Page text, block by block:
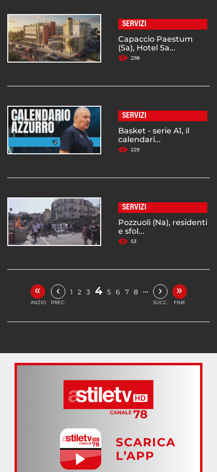
SERVIZI
Capaccio Paestum
(Sa), Hotel Sa...
298
SERVIZI
Basket - serie A1, il
calendari...
229
SERVIZI
Pozzuoli (Na), residenti
e sfol...
53
«
INIZIO
‹
PREC.
1 2 3 4 5 6 7 8 … ›
SUCC.
»
FINE
SCARICA
L’APP